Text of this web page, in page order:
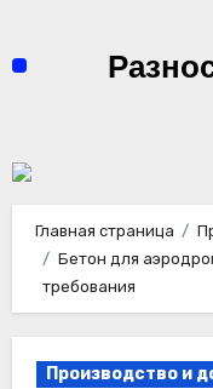
содержимому
Главная страница
Бетон для
требования
Производство и